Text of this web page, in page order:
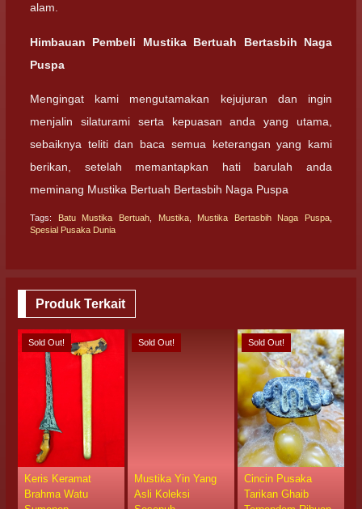
alam.
Himbauan Pembeli Mustika Bertuah Bertasbih Naga
Puspa
Mengingat kami mengutamakan kejujuran dan ingin
menjalin silaturami serta kepuasan anda yang utama,
sebaiknya teliti dan baca semua keterangan yang kami
berikan, setelah memantapkan hati barulah anda
meminang Mustika Bertuah Bertasbih Naga Puspa
Tags: Batu Mustika Bertuah, Mustika, Mustika Bertasbih Naga Puspa
Spesial Pusaka Dunia
Produk Terkait
Sold Out!
Keris Keramat
Brahma Watu
Sold Out!
Mustika Yin Yang
Asli Koleksi
Sold Out!
Cincin Pusaka
Tarikan Ghaib